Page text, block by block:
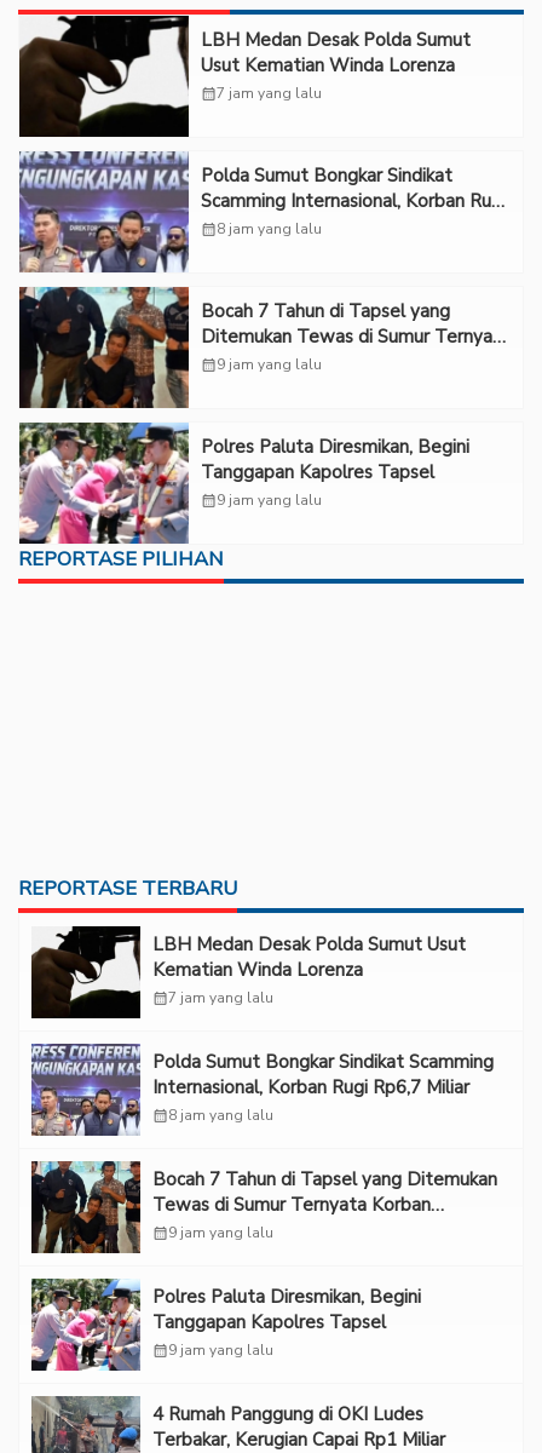
LBH Medan Desak Polda Sumut
Usut Kematian Winda Lorenza
calendar_month7 jam yang lalu
Polda Sumut Bongkar Sindikat
Scamming Internasional, Korban Rugi
Rp6,7 Miliar
calendar_month8 jam yang lalu
Bocah 7 Tahun di Tapsel yang
Ditemukan Tewas di Sumur Ternyata
Korban Kekerasan Seksual
calendar_month9 jam yang lalu
Polres Paluta Diresmikan, Begini
Tanggapan Kapolres Tapsel
calendar_month9 jam yang lalu
REPORTASE PILIHAN
REPORTASE TERBARU
LBH Medan Desak Polda Sumut Usut
Kematian Winda Lorenza
calendar_month7 jam yang lalu
Polda Sumut Bongkar Sindikat Scamming
Internasional, Korban Rugi Rp6,7 Miliar
calendar_month8 jam yang lalu
Bocah 7 Tahun di Tapsel yang Ditemukan
Tewas di Sumur Ternyata Korban
Kekerasan Seksual
calendar_month9 jam yang lalu
Polres Paluta Diresmikan, Begini
Tanggapan Kapolres Tapsel
calendar_month9 jam yang lalu
‎4 Rumah Panggung di OKI Ludes
Terbakar, Kerugian Capai Rp1 Miliar